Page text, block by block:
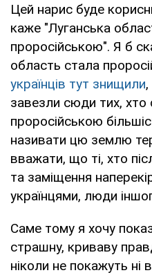
Цей нарис буде
каже "Луганська
проросійською". Я б
область стала
українців тут знищили
завезли сюди тих,
проросійською
називати цю землю
вважати, що ті, хто
та заміщення
українцями, люди
Саме тому я хочу
страшну, криваву
ніколи не покажуть ні